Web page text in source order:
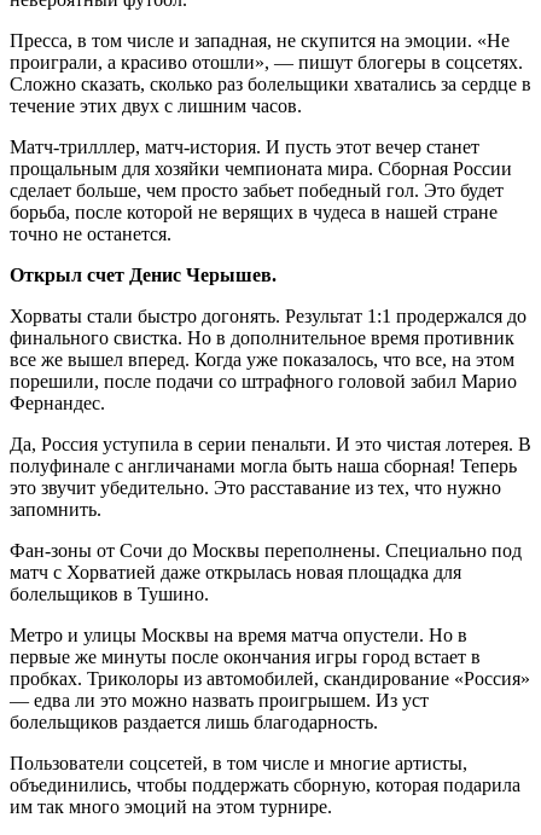
Пресса, в том числе и западная, не скупится на эмоции. «Не
проиграли, а красиво отошли», — пишут блогеры в соцсетях.
Сложно сказать, сколько раз болельщики хватались за сердце в
течение этих двух с лишним часов.
Матч-трилллер, матч-история. И пусть этот вечер станет
прощальным для хозяйки чемпионата мира. Сборная России
сделает больше, чем просто забьет победный гол. Это будет
борьба, после которой не верящих в чудеса в нашей стране
точно не останется.
Открыл счет Денис Черышев.
Хорваты стали быстро догонять. Результат 1:1 продержался до
финального свистка. Но в дополнительное время противник
все же вышел вперед. Когда уже показалось, что все, на этом
порешили, после подачи со штрафного головой забил Марио
Фернандес.
Да, Россия уступила в серии пенальти. И это чистая лотерея. В
полуфинале с англичанами могла быть наша сборная! Теперь
это звучит убедительно. Это расставание из тех, что нужно
запомнить.
Фан-зоны от Сочи до Москвы переполнены. Специально под
матч с Хорватией даже открылась новая площадка для
болельщиков в Тушино.
Метро и улицы Москвы на время матча опустели. Но в
первые же минуты после окончания игры город встает в
пробках. Триколоры из автомобилей, скандирование «Россия»
— едва ли это можно назвать проигрышем. Из уст
болельщиков раздается лишь благодарность.
Пользователи соцсетей, в том числе и многие артисты,
объединились, чтобы поддержать сборную, которая подарила
им так много эмоций на этом турнире.